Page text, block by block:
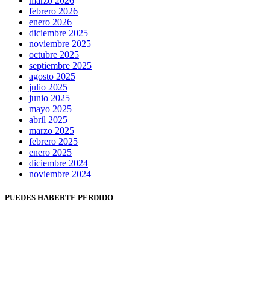
febrero 2026
enero 2026
diciembre 2025
noviembre 2025
octubre 2025
septiembre 2025
agosto 2025
julio 2025
junio 2025
mayo 2025
abril 2025
marzo 2025
febrero 2025
enero 2025
diciembre 2024
noviembre 2024
PUEDES HABERTE PERDIDO